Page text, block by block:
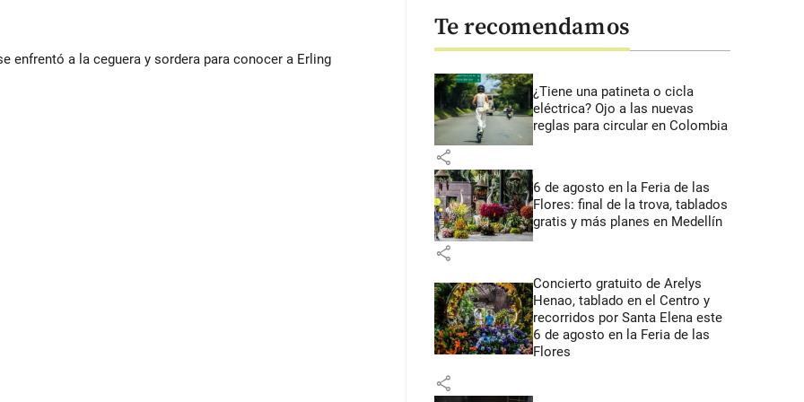
enfrentó a la ceguera y sordera para conocer a Erling
Te recomendamos
¿Tiene una patineta o cicla
eléctrica? Ojo a las nuevas
reglas para circular en Colombia
share
6 de agosto en la Feria de las
Flores: final de la trova, tablados
gratis y más planes en Medellín
share
Concierto gratuito de Arelys
Henao, tablado en el Centro y
recorridos por Santa Elena este
6 de agosto en la Feria de las
Flores
share